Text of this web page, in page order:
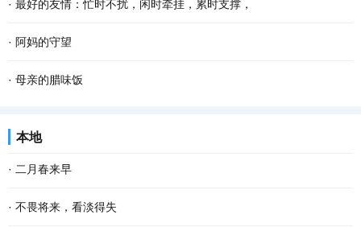
道，就算是圈养在眼前，最后的结果是花开得并不...
年岁渐长，越发懂得，不是所有人都适合成为朋友。 茫茫人海，有人
同行，是幸运；无缘相伴，也不强留。我们只珍惜能和自己同行的那
一部分人。 成年人的 友情 ，从来都是只筛选不...
· 最好的友情：忙时不扰，闲时牵挂，累时支撑，
看过一句话：好的关系，不一定朝夕相处，形影不离，但一定是天冷
情不冷，人远心不远。 忙而不忘的，是交情；不离不弃的，是交心。
· 阿妈的守望
经轮声声，袅袅绕绕，飘过午后慵懒的时光，洒落人间的音符轻轻敲
· 母亲的腊味饭
本地
· 二月春来早
二月的大地，已过立春节气，这就是春天了。 只是春风料峭，倒春寒
· 不畏将来，看淡得失